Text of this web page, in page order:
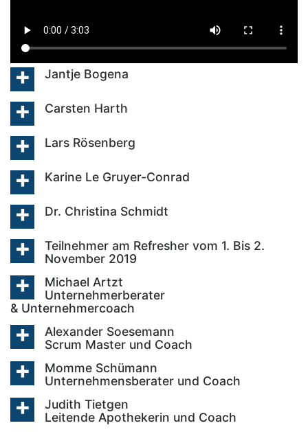
Jantje Bogena
Carsten Harth
Lars Rösenberg
Karine Le Gruyer-Conrad
Dr. Christina Schmidt
Teilnehmer am Refresher vom 1. Bis 2.
November 2019
Michael Artzt
Unternehmerberater
& Unternehmercoach
Alexander Soesemann
Scrum Master und Coach
Momme Schümann
Unternehmensberater und Coach
Judith Tietgen
Leitende Apothekerin und Coach